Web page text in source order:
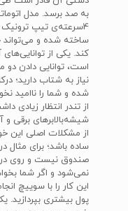
به صد برسد. مدل
کند. یکی از
است، توانایی‌ دادن
نیاز به شتاب دارید؛
شده و شما را ناامید
از تندر انتظار زیادی
شیشه‌بالابرهای برقی
از مشکلات اصلی این
ساده باشد؛ برای مثال
صندوق نیست و روی
نمی‌شود و اگر شما
این کار را با سوییچ
پول بیشتری بپردازید.